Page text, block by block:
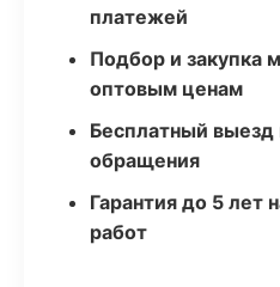
платежей
Подбор и закупка
оптовым ценам
Бесплатный выезд
обращения
Гарантия до 5 лет
работ